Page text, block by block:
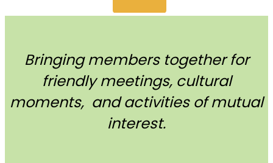
Bringing members together for
friendly meetings, cultural
moments, and activities of mutual
interest.